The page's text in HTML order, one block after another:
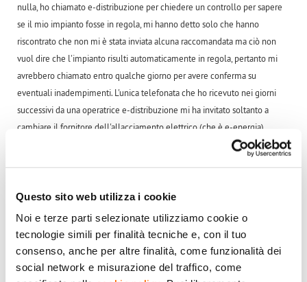
Questo sito web utilizza i cookie
Noi e terze parti selezionate utilizziamo cookie o
tecnologie simili per finalità tecniche e, con il tuo
consenso, anche per altre finalità, come funzionalità dei
social network e misurazione del traffico, come
nulla, ho chiamato e-distribuzione per chiedere un controllo per sapere
se il mio impianto fosse in regola, mi hanno detto solo che hanno
riscontrato che non mi è stata inviata alcuna raccomandata ma ciò non
vuol dire che l'impianto risulti automaticamente in regola, pertanto mi
avrebbero chiamato entro qualche giorno per avere conferma su
eventuali inadempimenti. L'unica telefonata che ho ricevuto nei giorni
successivi da una operatrice e-distribuzione mi ha invitato soltanto a
cambiare il fornitore dell'allacciamento elettrico (che è e-energia)
perché ora ce ne sono di più convenienti. Purtroppo la ditta che mi fece
l'installazione è fallita dopo pochi anni e dunque non ha potuto
un po' orfano su tutto questo.
Resto dunque con il dubbio che il mio impianto oltre al problema tecnico
rischi di non essere in regola e dunque trovarmi ulteriori pagamenti
bloccati. Non sono bravo a districarmi in queste questioni tecniche e
burocratiche, in definitiva ora sono un po' nel pallone, qualcuno saprebbe